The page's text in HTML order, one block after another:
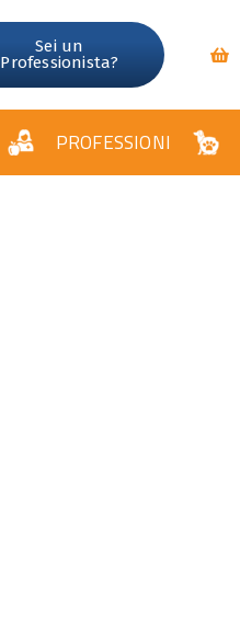
Sei un
Professionista?
PROFESSIONI